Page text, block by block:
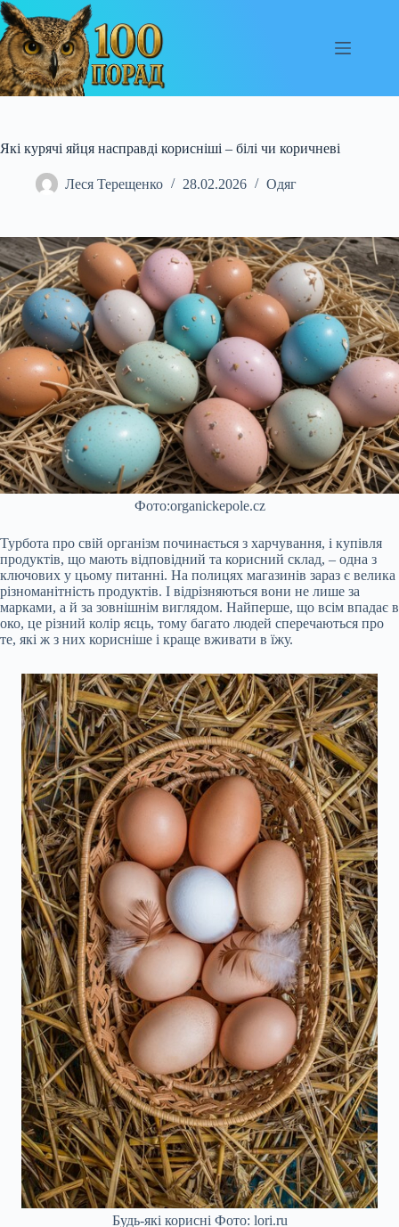
Перейти
до
вмісту
Які курячі яйця насправді корисніші – білі чи коричневі
Леся Терещенко 28.02.2026 Одяг
Фото:organickepole.cz
Турбота про свій організм починається з харчування, і купівля
продуктів, що мають відповідний та корисний склад, – одна з
ключових у цьому питанні. На полицях магазинів зараз є велика
різноманітність продуктів. І відрізняються вони не лише за
марками, а й за зовнішнім виглядом. Найперше, що всім впадає в
око, це різний колір яєць, тому багато людей сперечаються про
те, які ж з них корисніше і краще вживати в їжу.
Будь-які корисні Фото: lori.ru